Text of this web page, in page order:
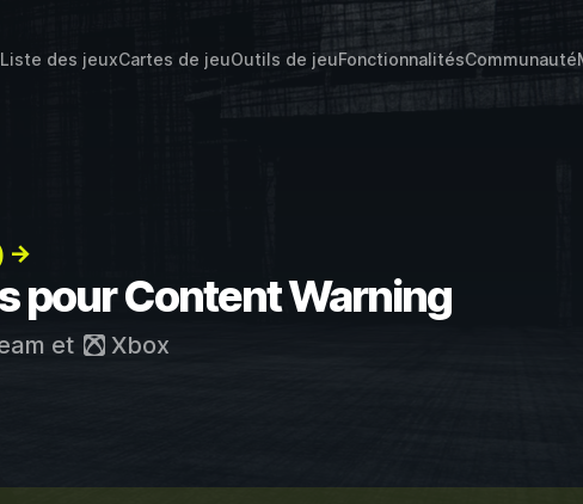
Liste des jeuxCartes de jeuOutils de jeuFonctionnalitésCommunauté
→
pour Content Warning
et Xbox